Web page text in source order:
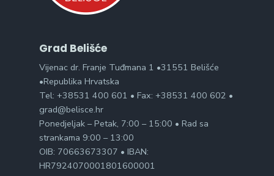
Grad Belišće
Vijenac dr. Franje Tuđmana 1 •31551 Belišće
•Republika Hrvatska
Tel: +38531 400 601 • Fax: +38531 400 602 •
grad@belisce.hr
Ponedjeljak – Petak, 7:00 – 15:00 • Rad sa
strankama 9:00 – 13:00
OIB: 70663673307 • IBAN:
HR7924070001801600001